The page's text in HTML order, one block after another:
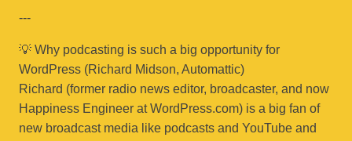
---
💡 Why podcasting is such a big opportunity for
WordPress (Richard Midson, Automattic)
Richard (former radio news editor, broadcaster, and now
Happiness Engineer at WordPress.com) is a big fan of
new broadcast media like podcasts and YouTube and